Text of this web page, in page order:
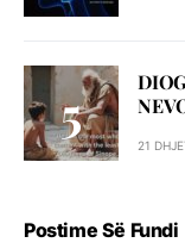
21
Postime Së Fundi